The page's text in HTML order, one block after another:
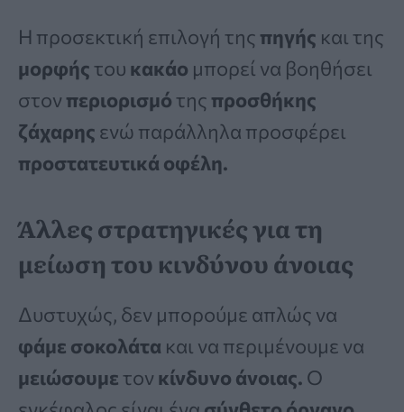
Η προσεκτική επιλογή της πηγής και της
μορφής του κακάο μπορεί να βοηθήσει
στον περιορισμό της προσθήκης
ζάχαρης ενώ παράλληλα προσφέρει
προστατευτικά οφέλη.
Άλλες στρατηγικές για τη
μείωση του κινδύνου άνοιας
Δυστυχώς, δεν μπορούμε απλώς να
φάμε σοκολάτα και να περιμένουμε να
μειώσουμε τον κίνδυνο άνοιας. Ο